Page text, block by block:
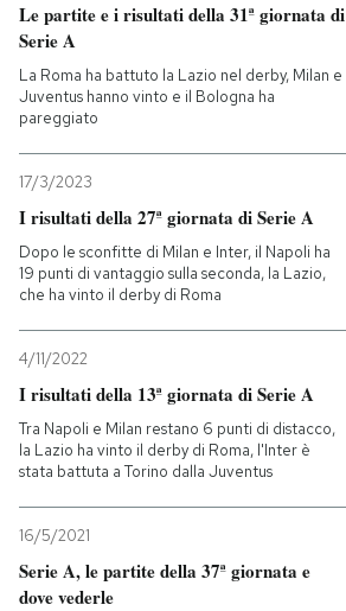
Le partite e i risultati della 31ª giornata di
Serie A
La Roma ha battuto la Lazio nel derby, Milan e
Juventus hanno vinto e il Bologna ha
pareggiato
17/3/2023
I risultati della 27ª giornata di Serie A
Dopo le sconfitte di Milan e Inter, il Napoli ha
19 punti di vantaggio sulla seconda, la Lazio,
che ha vinto il derby di Roma
4/11/2022
I risultati della 13ª giornata di Serie A
Tra Napoli e Milan restano 6 punti di distacco,
la Lazio ha vinto il derby di Roma, l'Inter è
stata battuta a Torino dalla Juventus
16/5/2021
Serie A, le partite della 37ª giornata e
dove vederle